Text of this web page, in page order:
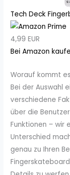
Tech Deck
4,99 EUR
Bei Amazon
Worauf kommt
Bei der Auswahl
verschiedene
über die
Funktionen – wir
Unterschied
genau zu Ihren